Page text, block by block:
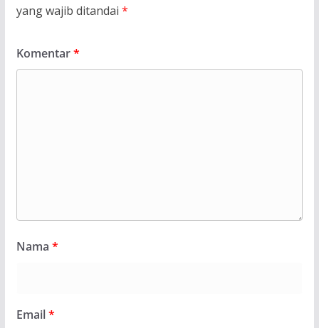
yang wajib ditandai *
Komentar*
Nama *
Email*